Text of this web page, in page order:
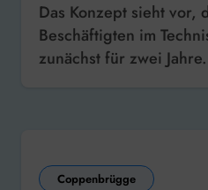
Das Konzept sieht vor, dass die jungen
Beschäftigten im
zunächst für zwei
Coppenbrügge